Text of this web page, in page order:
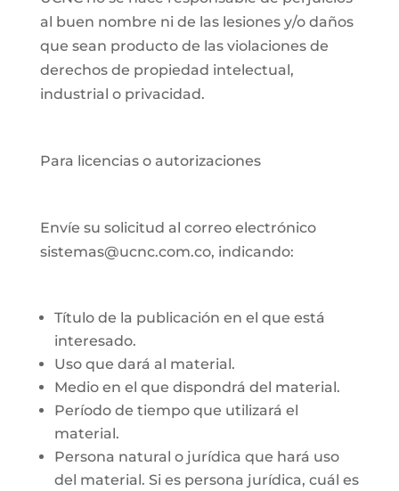
al buen nombre ni de las lesiones y/o daños
que sean producto de las violaciones de
derechos de propiedad intelectual,
industrial o privacidad.
Para licencias o autorizaciones
Envíe su solicitud al correo electrónico
sistemas@ucnc.com.co, indicando:
Título de la publicación en el que está
interesado.
Uso que dará al material.
Medio en el que dispondrá del material.
Período de tiempo que utilizará el
material.
Persona natural o jurídica que hará uso
del material. Si es persona jurídica, cuál es